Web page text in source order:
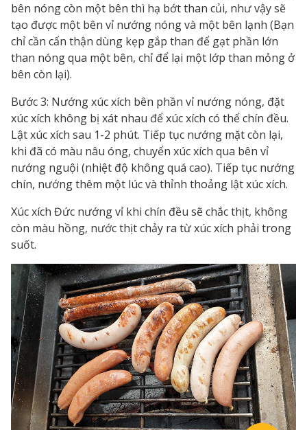
bên nóng còn một bên thì hạ bớt than củi, như vậy sẽ
tạo được một bên vỉ nướng nóng và một bên lạnh (Bạn
chỉ cần cẩn thận dùng kẹp gắp than để gạt phần lớn
than nóng qua một bên, chỉ để lại một lớp than mỏng ở
bên còn lại).
Bước 3: Nướng xúc xích bên phần vỉ nướng nóng, đặt
xúc xích không bị xát nhau để xúc xích có thể chín đều.
Lật xúc xích sau 1-2 phút. Tiếp tục nướng mặt còn lại,
khi đã có màu nâu óng, chuyển xúc xích qua bên vỉ
nướng nguội (nhiệt độ không quá cao). Tiếp tục nướng
chín, nướng thêm một lúc và thỉnh thoảng lật xúc xích.
Xúc xích Đức nướng vỉ khi chín đều sẽ chắc thịt, không
còn màu hồng, nước thịt chảy ra từ xúc xích phải trong
suốt.